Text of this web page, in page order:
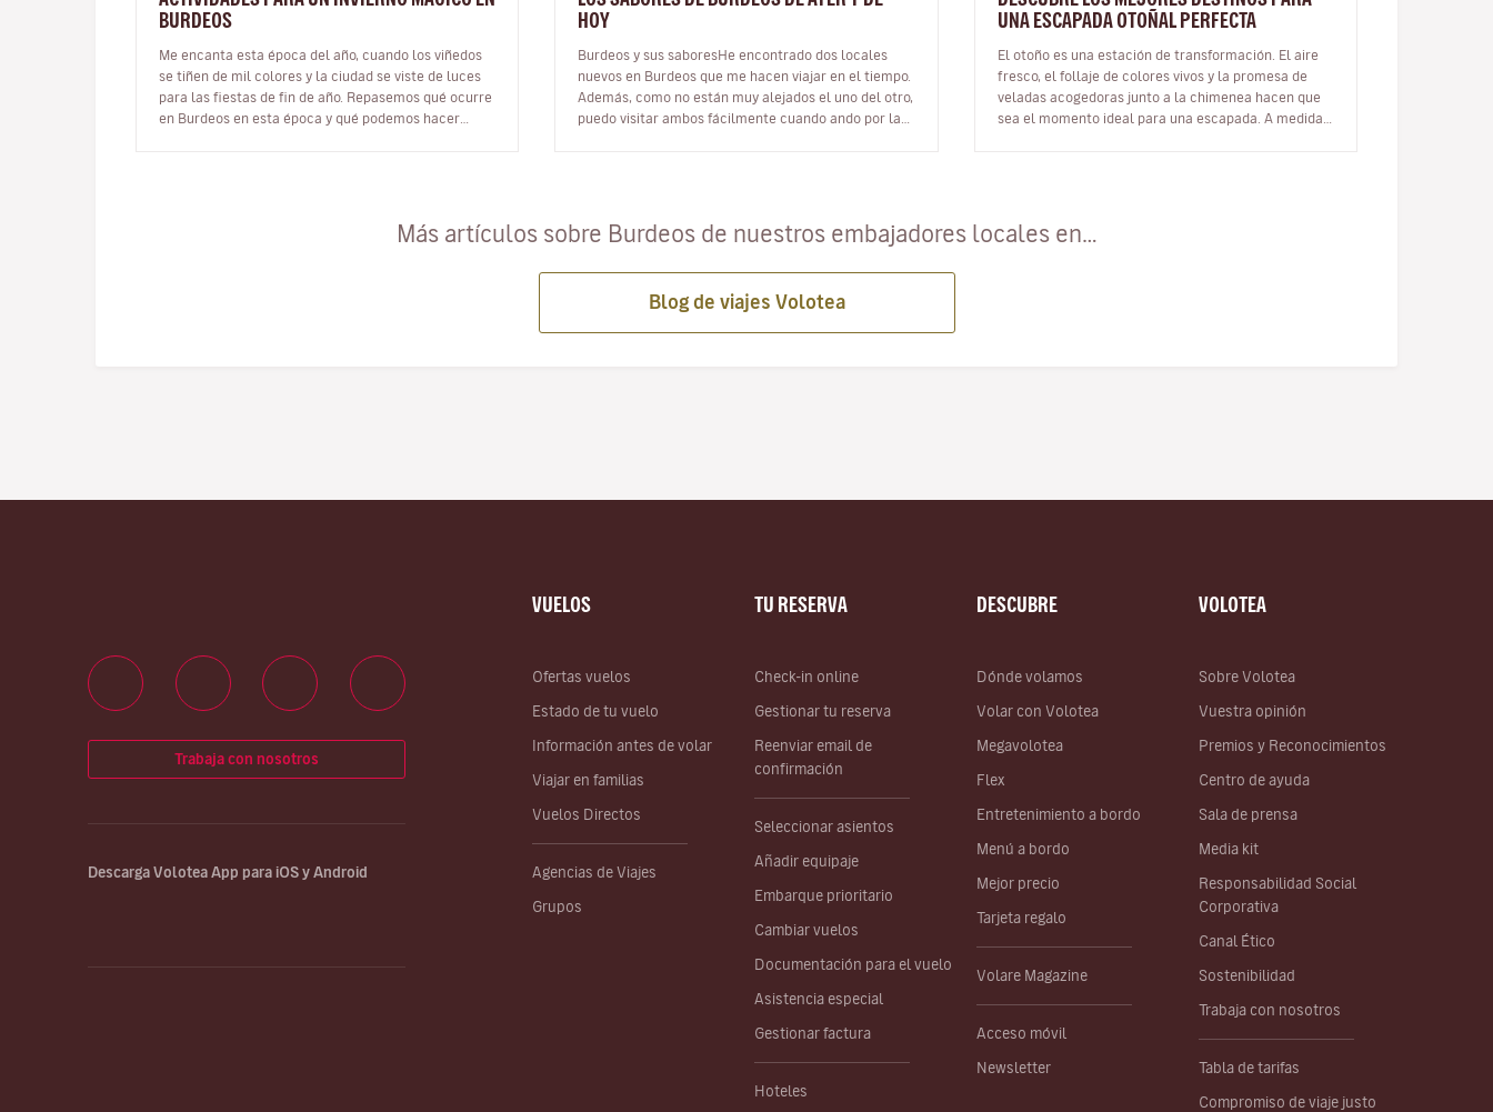
BURDEOS
Me encanta esta época del año, cuando los viñedos
se tiñen de mil colores y la ciudad se viste de luces
para las fiestas de fin de año. Repasemos qué ocurre
en Burdeos en esta época y qué podemos hacer
HOY
Burdeos y sus saboresHe encontrado dos locales
nuevos en Burdeos que me hacen viajar en el tiempo.
Además, como no están muy alejados el uno del otro,
puedo visitar ambos fácilmente cuando ando por la
UNA ESCAPADA OTOÑAL PERFECTA
El otoño es una estación de transformación. El aire
fresco, el follaje de colores vivos y la promesa de
veladas acogedoras junto a la chimenea hacen que
sea el momento ideal para una escapada. A medida
Más artículos sobre Burdeos de nuestros embajadores locales en…
Blog de viajes Volotea
VUELOS
Ofertas vuelos
Estado de tu vuelo
Información antes de volar
Viajar en familias
Vuelos Directos
Agencias de Viajes
Grupos
TU RESERVA
Check-in online
Gestionar tu reserva
Reenviar email de
confirmación
Seleccionar asientos
Añadir equipaje
Embarque prioritario
Cambiar vuelos
Documentación para el vuelo
Asistencia especial
Gestionar factura
Hoteles
DESCUBRE
Dónde volamos
Volar con Volotea
Megavolotea
Flex
Entretenimiento a bordo
Menú a bordo
Mejor precio
Tarjeta regalo
Volare Magazine
Acceso móvil
Newsletter
VOLOTEA
Sobre Volotea
Vuestra opinión
Premios y Reconocimientos
Centro de ayuda
Sala de prensa
Media kit
Responsabilidad Social
Corporativa
Canal Ético
Sostenibilidad
Trabaja con nosotros
Tabla de tarifas
Compromiso de viaje justo
Trabaja con nosotros
Descarga Volotea App para iOS y Android